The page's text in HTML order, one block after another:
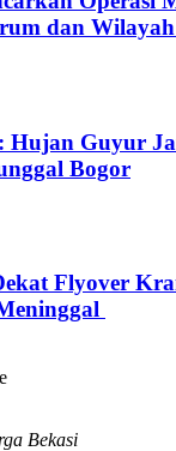
dan
Hujan Guyur
Bogor
Flyover
Bekasi